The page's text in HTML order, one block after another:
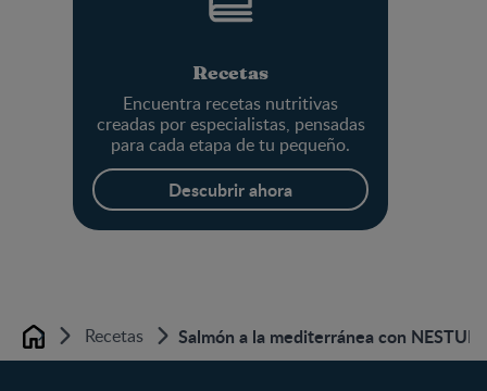
Recetas
Encuentra recetas nutritivas
creadas por especialistas, pensadas
para cada etapa de tu pequeño.
Descubrir ahora
Home Recetas Salmón a la mediterránea con